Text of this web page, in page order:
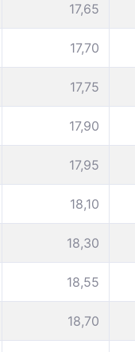
17,65
17,70
17,75
17,90
17,95
18,10
18,30
18,55
18,70